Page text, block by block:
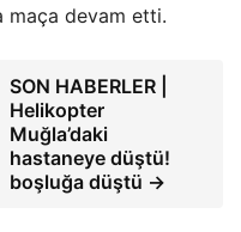
maça devam etti.
SON HABERLER |
Helikopter
Muğla’daki
hastaneye düştü!
boşluğa düştü →